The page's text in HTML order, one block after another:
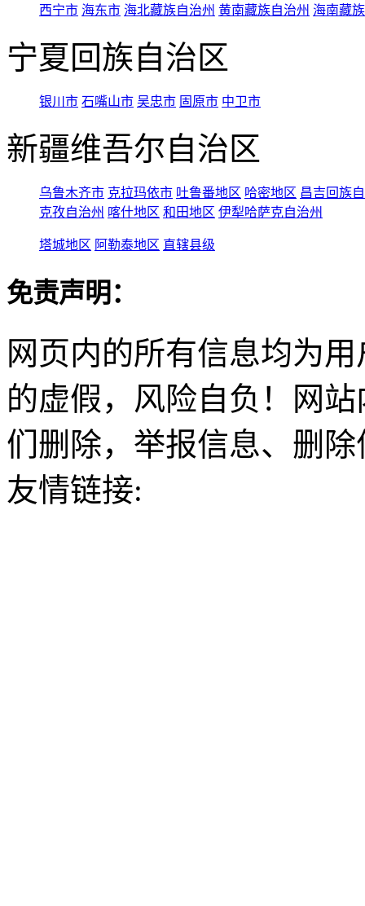
西宁市 海东市 海北藏族自治州 黄南藏族自治州 海南藏
宁夏回族自治区
银川市 石嘴山市 吴忠市 固原市 中卫市
新疆维吾尔自治区
乌鲁木齐市 克拉玛依市 吐鲁番地区 哈密地区 昌吉回族
克孜自治州 喀什地区 和田地区 伊犁哈萨克自治州
塔城地区 阿勒泰地区 直辖县级
免责声明：
网页内的所有信息均为
的虚假，风险自负！网
们删除，举报信息、删
友情链接: